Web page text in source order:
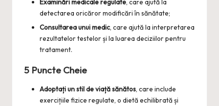
Examinări medicale regulate, care ajută la
detectarea oricăror modificări în sănătate;
Consultarea unui medic, care ajută la interpretarea
rezultatelor testelor și la luarea deciziilor pentru
tratament.
5 Puncte Cheie
Adoptați un stil de viață sănătos, care include
exercițiile fizice regulate, o dietă echilibrată și